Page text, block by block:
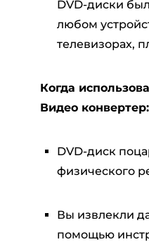
DVD-диски
любом
телевизорах,
Когда
Видео конвертер:
DVD-диск
физического
Вы извлекли
помощью